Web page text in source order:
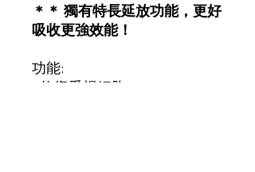
＊＊ 獨有特長延放功能，更好
吸收更強效能！
功能:
1.修復受損細胞